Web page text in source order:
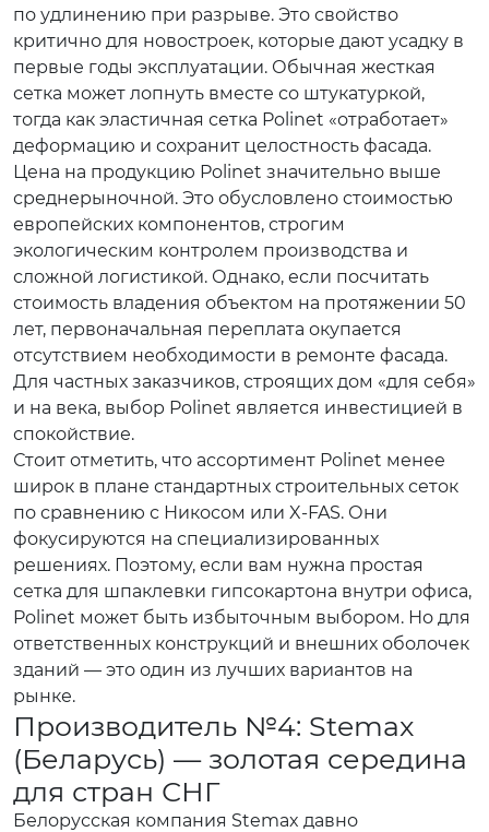
по удлинению при разрыве. Это свойство
критично для новостроек, которые дают усадку в
первые годы эксплуатации. Обычная жесткая
сетка может лопнуть вместе со штукатуркой,
тогда как эластичная сетка Polinet «отработает»
деформацию и сохранит целостность фасада.
Цена на продукцию Polinet значительно выше
среднерыночной. Это обусловлено стоимостью
европейских компонентов, строгим
экологическим контролем производства и
сложной логистикой. Однако, если посчитать
стоимость владения объектом на протяжении 50
лет, первоначальная переплата окупается
отсутствием необходимости в ремонте фасада.
Для частных заказчиков, строящих дом «для себя»
и на века, выбор Polinet является инвестицией в
спокойствие.
Стоит отметить, что ассортимент Polinet менее
широк в плане стандартных строительных сеток
по сравнению с Никосом или X-FAS. Они
фокусируются на специализированных
решениях. Поэтому, если вам нужна простая
сетка для шпаклевки гипсокартона внутри офиса,
Polinet может быть избыточным выбором. Но для
ответственных конструкций и внешних оболочек
зданий — это один из лучших вариантов на
рынке.
Производитель №4: Stemax
(Беларусь) — золотая середина
для стран СНГ
Белорусская компания Stemax давно